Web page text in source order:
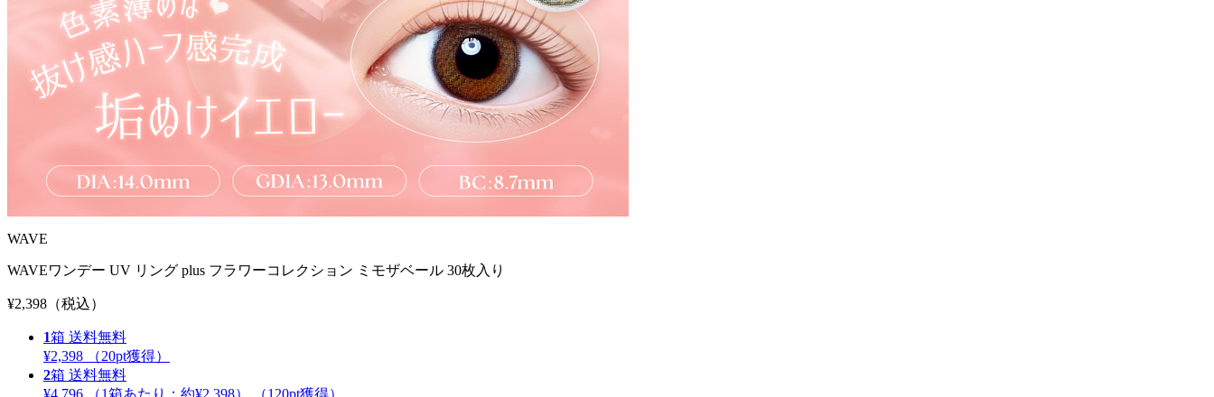
WAVE
WAVEワンデー UV リング plus フラワーコレクション ミモザベール 30枚入り
¥2,398 （税込）
1箱 送料無料
¥2,398
（20pt獲得）
2箱 送料無料
¥4,796
（1箱あたり： 約¥2,398） （120pt獲得）